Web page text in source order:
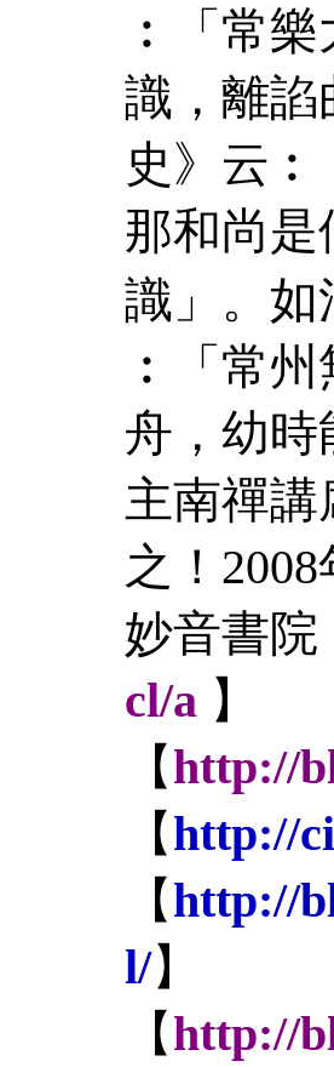
︰「常
識，離諂
史》云
那和尚
識」。如
︰「常
舟，幼時
主南禪講
之！ 2008
妙音書院
cl/a 】
【http://
【http://
【http://
l/】
【http://